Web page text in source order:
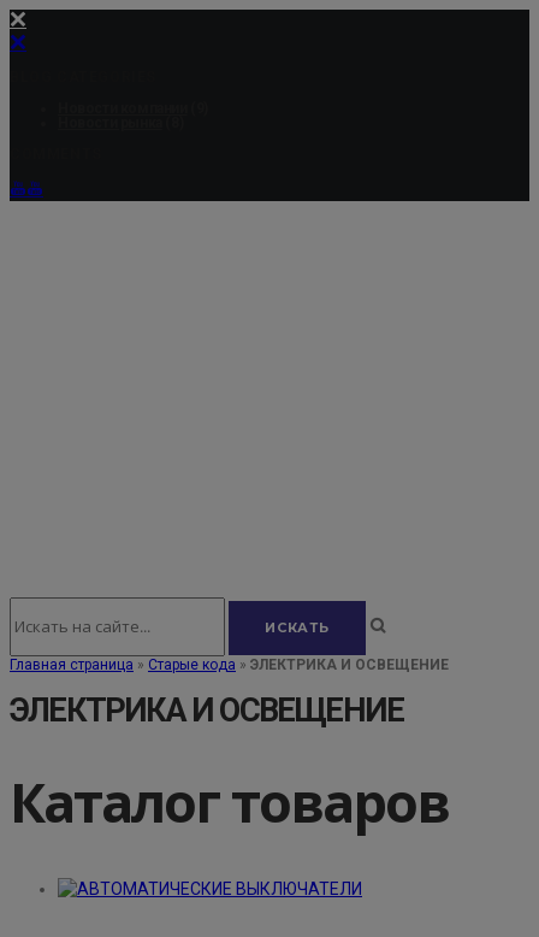
Главная страница » Старые кода » ЭЛЕКТРИКА И ОСВЕЩЕНИЕ
ЭЛЕКТРИКА И ОСВЕЩЕНИЕ
Каталог товаров